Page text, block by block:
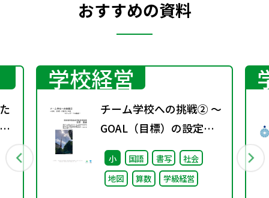
おすすめの資料
学校経営
チーム学校への挑戦② ～
GOAL（目標）の設定と
共有 スタンダードの徹底
～
小 国語 書写
社会
地図
算数 学級経営